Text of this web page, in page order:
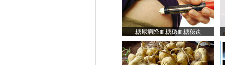
糖尿病降血糖稳血糖秘诀